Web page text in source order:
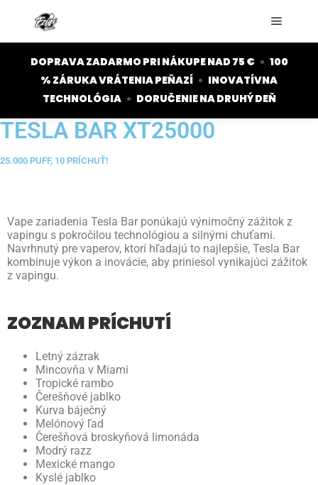
DOPRAVA ZADARMO PRI NÁKUPE NAD 75 € • 100
% ZÁRUKA VRÁTENIA PEŇAZÍ • INOVATÍVNA
TECHNOLÓGIA • DORUČENIE NA DRUHÝ DEŇ
TESLA BAR XT25000
25.000 PUFF, 10 PRÍCHUŤ!
Vape zariadenia Tesla Bar ponúkajú výnimočný zážitok z
vapingu s pokročilou technológiou a silnými chuťami.
Navrhnutý pre vaperov, ktorí hľadajú to najlepšie, Tesla Bar
kombinuje výkon a inovácie, aby priniesol vynikajúci zážitok
z vapingu.
ZOZNAM PRÍCHUTÍ
Letný zázrak
Mincovňa v Miami
Tropické rambo
Čerešňové jablko
Kurva báječný
Melónový ľad
Čerešňová broskyňová limonáda
Modrý razz
Mexické mango
Kyslé jablko